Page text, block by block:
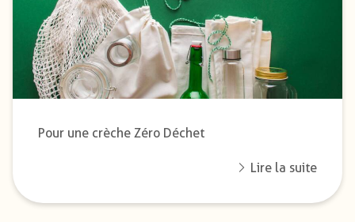
Pour une crèche Zéro Déchet
Lire la suite